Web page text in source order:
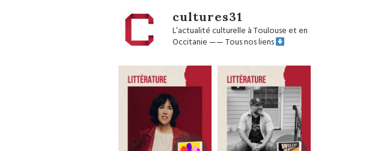
cultures31
L’actualité culturelle à Toulouse et en
Occitanie——Tous nos liens